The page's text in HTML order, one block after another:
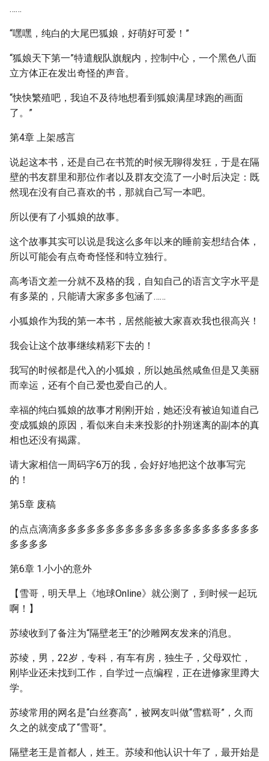
……
“嘿嘿，纯白的大尾巴狐娘，好萌好可爱！”
“狐娘天下第一”特遣舰队旗舰内，控制中心，一个黑色八面
立方体正在发出奇怪的声音。
“快快繁殖吧，我迫不及待地想看到狐娘满星球跑的画面
了。”
第4章 上架感言
说起这本书，还是自己在书荒的时候无聊得发狂，于是在隔
壁的书友群里和那位作者以及群友交流了一小时后决定：既
然现在没有自己喜欢的书，那就自己写一本吧。
所以便有了小狐娘的故事。
这个故事其实可以说是我这么多年以来的睡前妄想结合体，
所以可能会有点奇奇怪怪和特立独行。
高考语文差一分就不及格的我，自知自己的语言文字水平是
有多菜的，只能请大家多多包涵了……
小狐娘作为我的第一本书，居然能被大家喜欢我也很高兴！
我会让这个故事继续精彩下去的！
我写的时候都是代入的小狐娘，所以她虽然咸鱼但是又美丽
而幸运，还有个自己爱也爱自己的人。
幸福的纯白狐娘的故事才刚刚开始，她还没有被迫知道自己
变成狐娘的原因，看似来自未来投影的扑朔迷离的副本的真
相也还没有揭露。
请大家相信一周码字6万的我，会好好地把这个故事写完
的！
第5章 废稿
的点点滴滴多多多多多多多多多多多多多多多多多多多多多
多多多多
第6章 1.小小的意外
【雪哥，明天早上《地球Online》就公测了，到时候一起玩
啊！】
苏绫收到了备注为“隔壁老王”的沙雕网友发来的消息。
苏绫，男，22岁，专科，有车有房，独生子，父母双忙，
刚毕业还未找到工作，自学过一点编程，正在进修家里蹲大
学。
苏绫常用的网名是“白丝赛高”，被网友叫做“雪糕哥”，久而
久之的就变成了“雪哥”。
隔壁老王是首都人，姓王。苏绫和他认识十年了，最开始是